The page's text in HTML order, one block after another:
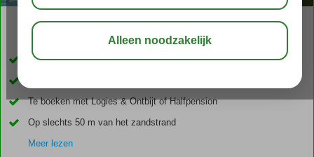
aug 30°C
Adult Only
Te boeken met Logies & Ontbijt of Halfpension
Op slechts 50 m van het zandstrand
Meer lezen